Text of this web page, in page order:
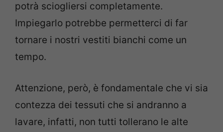
potrà sciogliersi completamente.
Impiegarlo potrebbe permetterci di far
tornare i nostri vestiti bianchi come un
tempo.
Attenzione, però, è fondamentale che vi sia
contezza dei tessuti che si andranno a
lavare, infatti, non tutti tollerano le alte